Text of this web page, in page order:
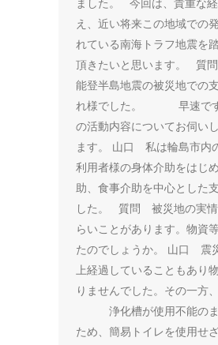
ました。 今回は、貴重な
え、近い将来この地域での
れている南海トラフ地震を
頂きたいと思います。 質
能登半島地震の被災地での
れ様でした。 早速です
の活動内容についてお伺い
ます。 山口 私は輪島市内
利用者様の身体介助をはじ
助、食事介助を中心とした
した。 質問 被災地の実情
らいことがあります。物資
たのでしょうか。 山口 震
上経過していることもあり
りませんでした。その一方
浄化槽が使用不能のま
ため、簡易トイレを使用せ